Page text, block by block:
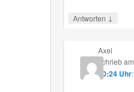
Antworten ↓
Axel
schriebam
10:24 Uhr: